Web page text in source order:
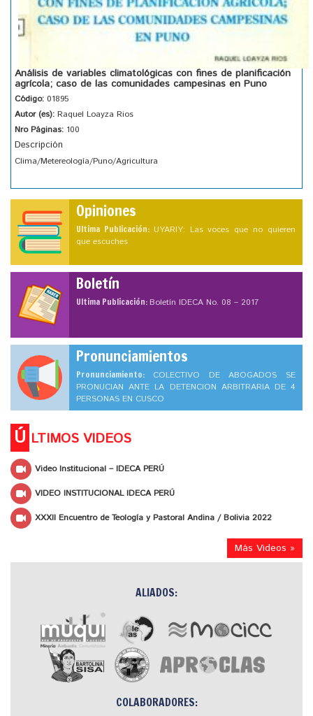
Análisis de variables climatológicas con fines de planificación
agrícola; caso de las comunidades campesinas en Puno
Código: 01895
Autor (es): Raquel Loayza Rios
Nro Páginas: 100
Descripción
Clima/Metereología/Puno/Agricultura
Opiniones
Ultima Publicación: UYARIY: Las voces que no quieren
que escuches
Boletín
Ultima Publicación:Boletín IDECA No. 08 – 2017
Pronunciamientos
Pronunciamiento: COLECTIVO DE ABOGADOS SE
PRONUCIAN ANTE LA DETENCION ARBITRARIA DE 4
PERSONAS EN CUSCO
Ú LTIMOS VIDEOS
Video Institucional – IDECA PERÚ
VIDEO INSTITUCIONAL IDECA PERÚ
XXXII Encuentro de Teología y Pastoral Andina / Bolivia 2022
Más Videos »
ALIADOS:
COLABORADORES: